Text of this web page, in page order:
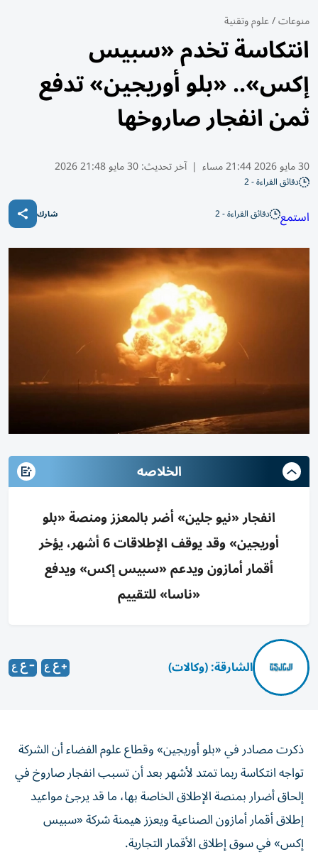
منوعات/علوم وتقنية
انتكاسة تخدم «سبيس
إكس».. «بلو أوريجين» تدفع
ثمن انفجار صاروخها
30 مايو 2026 21:44 مساء | آخر تحديث:30 مايو 21:48 2026
دقائق القراءة - 2
استمع دقائق القراءة - 2 شارك
الخلاصه
انفجار «نيو جلين» أضر بالمعزز ومنصة «بلو
أوريجين» وقد يوقف الإطلاقات 6 أشهر، يؤخر
أقمار أمازون ويدعم «سبيس إكس» ويدفع
«ناسا» للتقييم
الشارقة: (وكالات)
ذكرت مصادر في «بلو أوريجين» وقطاع علوم الفضاء أن الشركة
تواجه انتكاسة ربما تمتد لأشهر بعد أن تسبب انفجار صاروخ في
إلحاق أضرار بمنصة الإطلاق الخاصة بها، ما ‌قد يرجئ مواعيد
إطلاق أقمار أمازون الصناعية ويعزز هيمنة شركة «سبيس
إكس» في سوق ​إطلاق الأقمار التجارية.